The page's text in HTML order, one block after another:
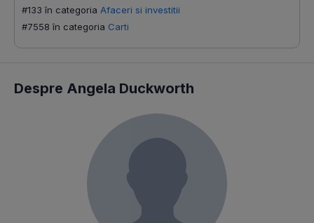
#133 în categoria Afaceri si investitii
#7558 în categoria Carti
Despre Angela Duckworth